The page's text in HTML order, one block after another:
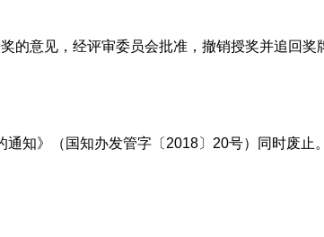
意见，经评审委员会批准，撤销授奖并追回奖
知》（国知办发管字〔2018〕20号）同时废止。